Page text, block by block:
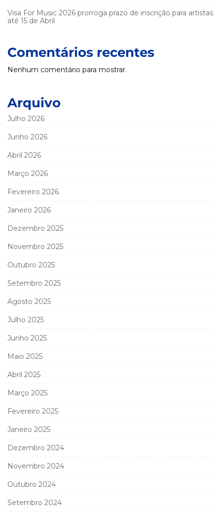
Visa For Music 2026 prorroga prazo de inscrição para artistas
até 15 de Abril
Comentários recentes
Nenhum comentário para mostrar.
Arquivo
Julho 2026
Junho 2026
Abril 2026
Março 2026
Fevereiro 2026
Janeiro 2026
Dezembro 2025
Novembro 2025
Outubro 2025
Setembro 2025
Agosto 2025
Julho 2025
Junho 2025
Maio 2025
Abril 2025
Março 2025
Fevereiro 2025
Janeiro 2025
Dezembro 2024
Novembro 2024
Outubro 2024
Setembro 2024